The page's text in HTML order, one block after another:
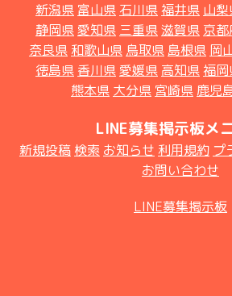
新潟県 富山県 石川県福井県 山
静岡県愛知県 三重県滋賀県 京
奈良県 和歌山県 鳥取県 島根県 岡
徳島県 香川県愛媛県 高知県福岡
熊本県 大分県 宮崎県 鹿児
LINE募集掲示板メ
新規投稿 検索 お知らせ 利用規約 プ
お問い合わせ
LINE募集掲示板